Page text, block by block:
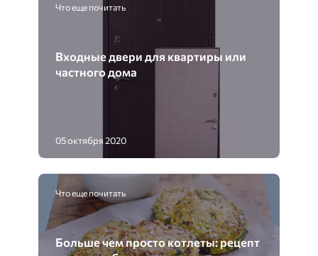
Что еще почитать
Входные двери для квартиры или
частного дома
05 октября 2020
Что еще почитать
Больше чем просто котлеты: рецепт